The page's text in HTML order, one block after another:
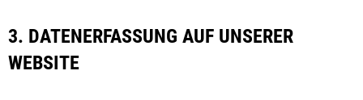
3. DATENERFASSUNG AUF UNSERER
WEBSITE